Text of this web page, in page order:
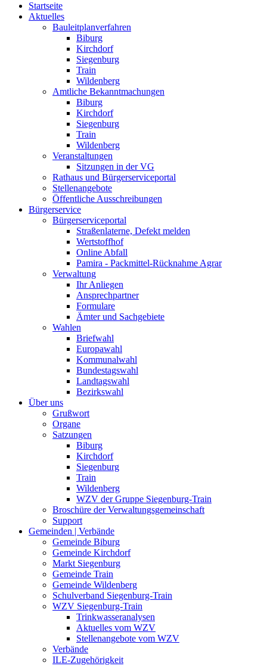
Startseite
Aktuelles
Bauleitplanverfahren
Biburg
Kirchdorf
Siegenburg
Train
Wildenberg
Amtliche Bekanntmachungen
Biburg
Kirchdorf
Siegenburg
Train
Wildenberg
Veranstaltungen
Sitzungen in der VG
Rathaus und Bürgerserviceportal
Stellenangebote
Öffentliche Ausschreibungen
Bürgerservice
Bürgerserviceportal
Straßenlaterne, Defekt melden
Wertstoffhof
Online Abfall
Pamira - Packmittel-Rücknahme Agrar
Verwaltung
Ihr Anliegen
Ansprechpartner
Formulare
Ämter und Sachgebiete
Wahlen
Briefwahl
Europawahl
Kommunalwahl
Bundestagswahl
Landtagswahl
Bezirkswahl
Über uns
Grußwort
Organe
Satzungen
Biburg
Kirchdorf
Siegenburg
Train
Wildenberg
WZV der Gruppe Siegenburg-Train
Broschüre der Verwaltungsgemeinschaft
Support
Gemeinden | Verbände
Gemeinde Biburg
Gemeinde Kirchdorf
Markt Siegenburg
Gemeinde Train
Gemeinde Wildenberg
Schulverband Siegenburg-Train
WZV Siegenburg-Train
Trinkwasseranalysen
Aktuelles vom WZV
Stellenangebote vom WZV
Verbände
ILE-Zugehörigkeit